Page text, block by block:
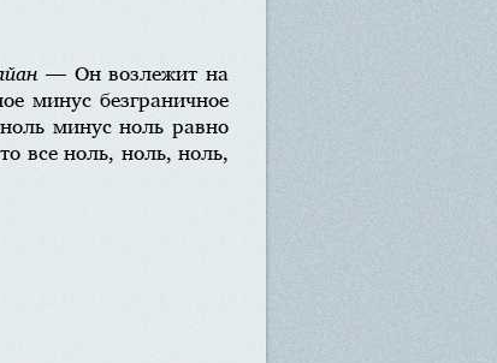
— Он возлежит на
минус безграничное
минус ноль равно
все ноль, ноль, ноль,